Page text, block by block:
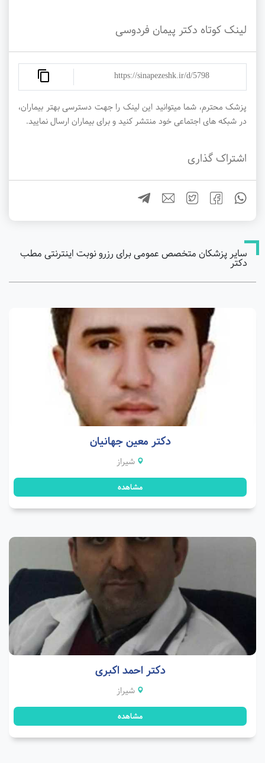
لینک کوتاه دکتر پیمان فردوسی
https://sinapezeshk.ir/d/5798
پزشک محترم، شما میتوانید این لینک را جهت دسترسی بهتر بیماران،
در شبکه های اجتماعی خود منتشر کنید و برای بیماران ارسال نمایید.
اشتراک گذاری
سایر پزشکان متخصص عمومی برای رزرو نوبت اینترنتی مطب
دکتر
دکتر معین جهانیان
شیراز
مشاهده
دکتر احمد اکبری
شیراز
مشاهده